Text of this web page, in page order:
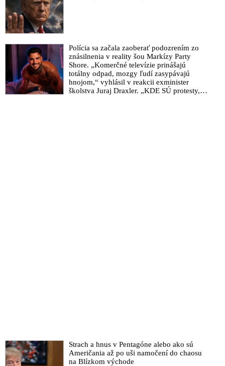
Polícia sa začala zaoberať podozrením zo
znásilnenia v reality šou Markízy Party
Shore. „Komerčné televízie prinášajú
totálny odpad, mozgy ľudí zasypávajú
hnojom,“ vyhlásil v reakcii exminister
školstva Juraj Draxler. „KDE SÚ protesty,
Strach a hnus v Pentagóne alebo ako sú
Američania až po uši namočení do chaosu
na Blízkom východe